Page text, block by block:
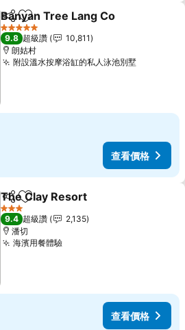
分享 加入我的最愛
Banyan Tree Lang Co
5 星級
9.8 超級讚
10,811
朗姑村
附設溫水按摩浴缸的私人泳池別墅
查看價格
分享 加入我的最愛
The Clay Resort
3 星級
9.4 超級讚
2,135
潘切
海濱用餐體驗
查看價格